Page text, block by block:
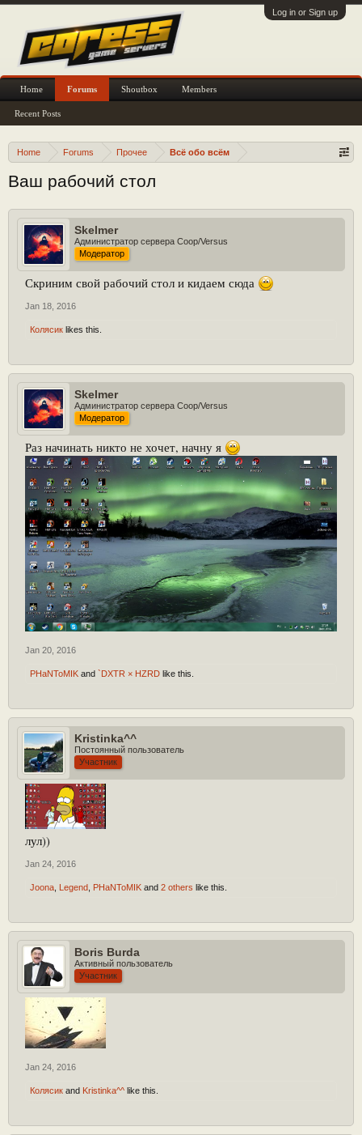
Log in or Sign up
Home Forums Прочее Всё обо всём
Ваш рабочий стол
Skelmer
Администратор сервера Coop/Versus
Модератор
Скриним свой рабочий стол и кидаем сюда
Jan 18, 2016
Колясик likes this.
Skelmer
Администратор сервера Coop/Versus
Модератор
Раз начинать никто не хочет, начну я
Jan 20, 2016
PHaNToMIK and `DXTR × HZRD like this.
Kristinka^^
Постоянный пользователь
Участник
лул))
Jan 24, 2016
Joona Legend PHaNToMIK and 2 others like this.
Boris Burda
Активный пользователь
Участник
Jan 24, 2016
Колясик and Kristinka^^ like this.
Home Forums
Recent Posts
Shoutbox Members